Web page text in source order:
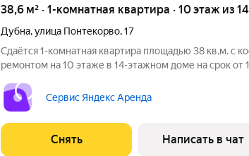
38,6 м² · 1-комнатная квартира · 10 этаж из 14
Дубна,улица Понтекорво,17
Сдаётся 1-комнатная квартира площадью 38 кв.м. с
ремонтом на 10 этаже в 14-этажном доме на срок от
Холодильник Дом - кирпичный, окна выходят во двор
Сервис Яндекс Аренда
Снять Написать в чат